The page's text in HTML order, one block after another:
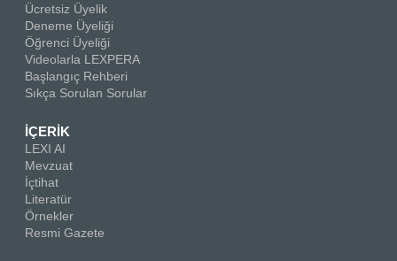
Ücretsiz Üyelik
Deneme Üyeliği
Öğrenci Üyeliği
Videolarla LEXPERA
Başlangıç Rehberi
Sıkça Sorulan Sorular
İÇERİK
LEXI AI
Mevzuat
İçtihat
Literatür
Örnekler
Resmi Gazete